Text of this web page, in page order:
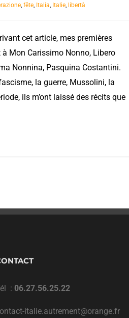
, fête, Italia, Italie, libertà
cet article, mes premières
Mon Carissimo Nonno, Libero
Nonnina, Pasquina Costantini.
la guerre, Mussolini, la
ils m’ont laissé des récits que
: 06.27.56.25.22
italie.autrement@orange.fr